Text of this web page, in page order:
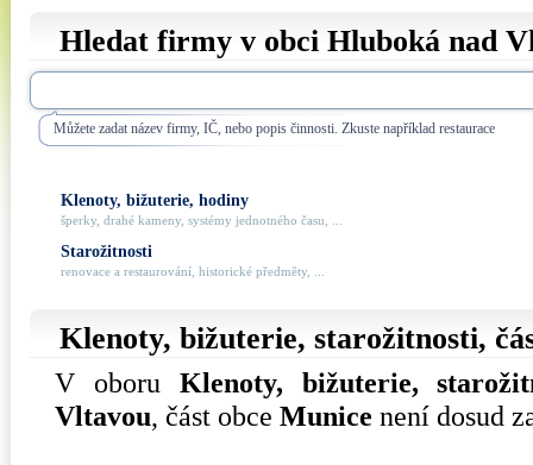
Hledat firmy v obci Hluboká nad
Můžete zadat název firmy, IČ, nebo popis činnosti. Zkuste například restaurace
Klenoty, bižuterie, hodiny
šperky, drahé kameny, systémy jednotného času, ...
Starožitnosti
renovace a restaurování, historické předměty, ...
Klenoty, bižuterie, starožitnosti,
V oboru Klenoty, bižuterie,
Vltavou, část obce Munice není dosud